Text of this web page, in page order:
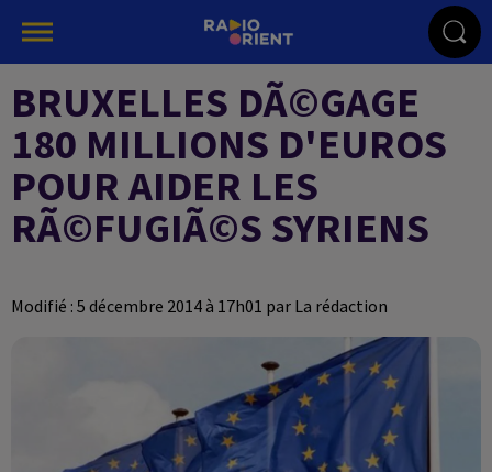
BRUXELLES DÃ©GAGE
180 MILLIONS D'EUROS
POUR AIDER LES
RÃ©FUGIÃ©S SYRIENS
Modifié : 5 décembre 2014 à 17h01 par La rédaction